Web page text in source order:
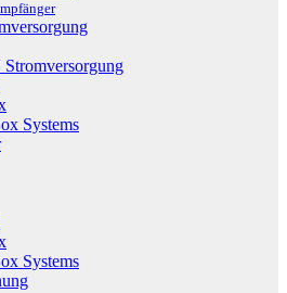
Systems
Systems